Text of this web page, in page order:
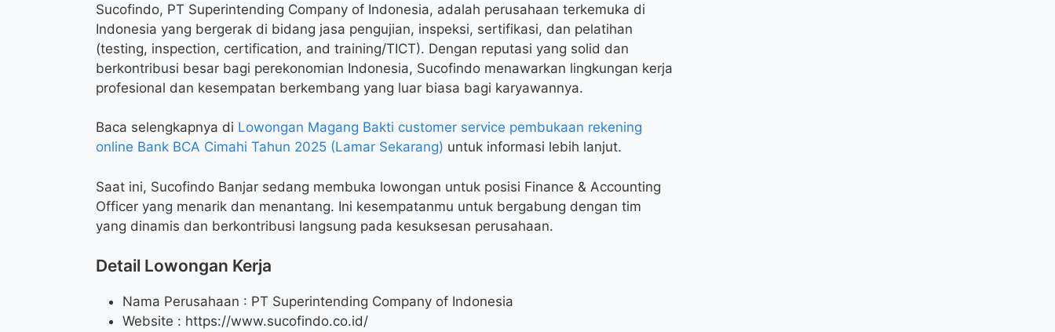
Sucofindo, PT Superintending Company of Indonesia, adalah perusahaan terkemuka di
Indonesia yang bergerak di bidang jasa pengujian, inspeksi, sertifikasi, dan pelatihan
(testing, inspection, certification, and training/TICT). Dengan reputasi yang solid dan
berkontribusi besar bagi perekonomian Indonesia, Sucofindo menawarkan lingkungan kerja
profesional dan kesempatan berkembang yang luar biasa bagi karyawannya.
Baca selengkapnya di Lowongan Magang Bakti customer service pembukaan rekening
online Bank BCA Cimahi Tahun 2025 (Lamar Sekarang) untuk informasi lebih lanjut.
Saat ini, Sucofindo Banjar sedang membuka lowongan untuk posisi Finance & Accounting
Officer yang menarik dan menantang. Ini kesempatanmu untuk bergabung dengan tim
yang dinamis dan berkontribusi langsung pada kesuksesan perusahaan.
Detail Lowongan Kerja
Nama Perusahaan : PT Superintending Company of Indonesia
Website : https://www.sucofindo.co.id/